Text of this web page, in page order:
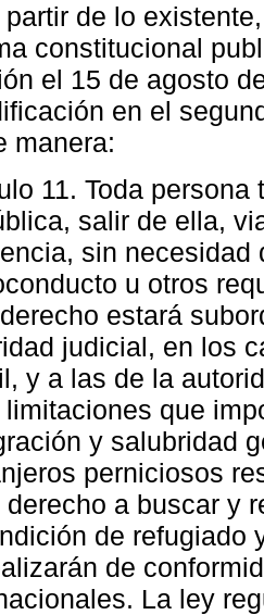
de lo
constitucional
el 15 de agosto
en el
manera:
11. Toda
salir de ella,
sin necesidad
u otros
estará
judicial, en los
y a las de la
limitaciones que
y salubridad
perniciosos
derecho a buscar y
de refugiado
de
La ley